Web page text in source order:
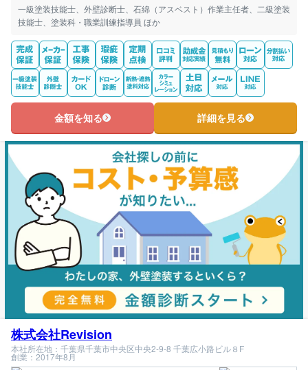
一級塗装技能士、外壁診断士、石綿（アスベスト）作業主任者、二級塗装
技能士、塗装科・職業訓練指導員 ほか
金額を知る 詳細を見る
株式会社Revision
本社所在地：千葉県千葉市中央区中央2-9-8 千葉広小路ビル８F
創業：2017年8月